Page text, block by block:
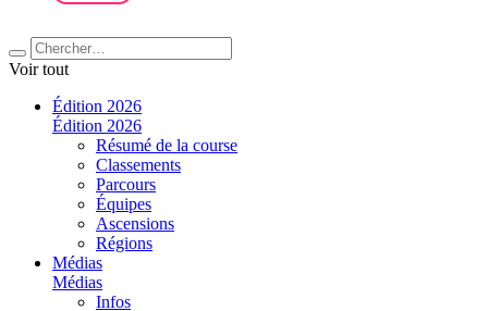
Voir tout
Édition 2026
Édition 2026
Résumé de la course
Classements
Parcours
Équipes
Ascensions
Régions
Médias
Médias
Infos